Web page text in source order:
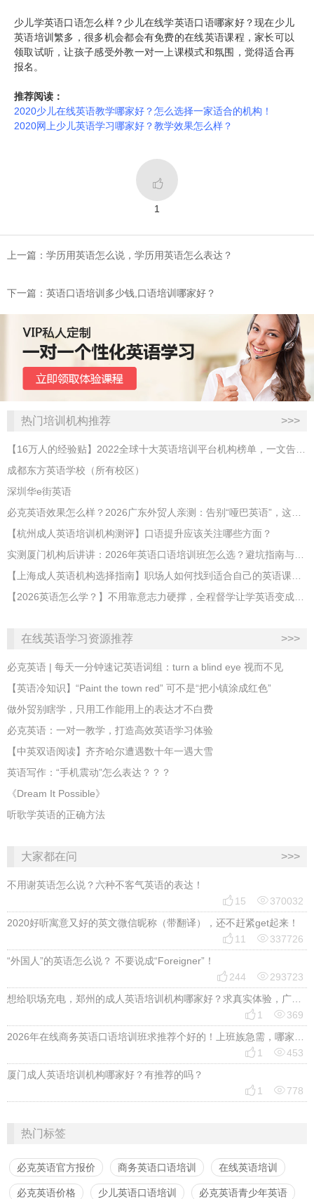
少儿学英语口语怎么样？少儿在线学英语口语哪家好？现在少儿
英语培训繁多，很多机会都会有免费的在线英语课程，家长可以
领取试听，让孩子感受外教一对一上课模式和氛围，觉得适合再
报名。
推荐阅读：
2020少儿在线英语教学哪家好？怎么选择一家适合的机构！
2020网上少儿英语学习哪家好？教学效果怎么样？

1
上一篇：学历用英语怎么说，学历用英语怎么表达？
下一篇：英语口语培训多少钱,口语培训哪家好？
热门培训机构推荐 >>>
成都东方英语学校（所有校区）
深圳华e街英语
【杭州成人英语培训机构测评】口语提升应该关注哪些方面？
在线英语学习资源推荐 >>>
必克英语 | 每天一分钟速记英语词组：turn a blind eye 视而不见
​【英语冷知识】“Paint the town red” 可不是“把小镇涂成红色”
做外贸别瞎学，只用工作能用上的表达才不白费
必克英语：一对一教学，打造高效英语学习体验
【中英双语阅读】齐齐哈尔遭遇数十年一遇大雪
英语写作：“手机震动”怎么表达？？？
《Dream It Possible》
听歌学英语的正确方法
大家都在问 >>>
不用谢英语怎么说？六种不客气英语的表达！
 15 370032
2020好听寓意又好的英文微信昵称（带翻译），还不赶紧get起来！
 11 337726
“外国人”的英语怎么说？ 不要说成“Foreigner”！
 244 293723
 1 369
 1 453
厦门成人英语培训机构哪家好？有推荐的吗？
 1 778
热门标签
必克英语官方报价 商务英语口语培训 在线英语培训
必克英语价格 少儿英语口语培训 必克英语青少年英语